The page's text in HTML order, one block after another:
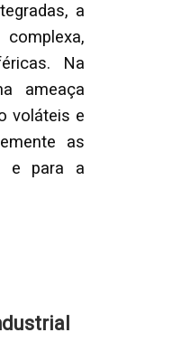
a
Na
ameaça
voláteis e
as
e para a